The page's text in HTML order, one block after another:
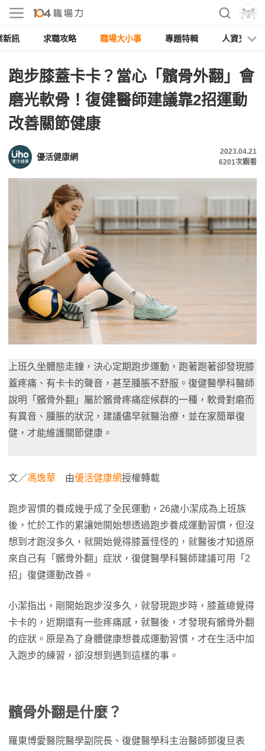
新訊 求職攻略 職場大小事 專題特輯 人資充電
跑步膝蓋卡卡？當心「髕骨外翻」會
磨光軟骨！復健醫師建議靠2招運動
改善關節健康
優活健康網
2023.04.21
6201次觀看
上班久坐體態走鐘，決心定期跑步運動，跑著跑著卻發現膝
蓋疼痛、有卡卡的聲音，甚至腫脹不舒服。復健醫學科醫師
說明「髕骨外翻」屬於髕骨疼痛症候群的一種，軟骨對磨而
有異音、腫脹的狀況，建議儘早就醫治療，並在家簡單復
健，才能維護關節健康。
文／馮逸華 由優活健康網授權轉載
跑步習慣的養成幾乎成了全民運動，26歲小潔成為上班族
後，忙於工作的累讓她開始想透過跑步養成運動習慣，但沒
想到才跑沒多久，就開始覺得膝蓋怪怪的，就醫後才知道原
來自己有「髕骨外翻」症狀，復健醫學科醫師建議可用「2
招」復健運動改善。
小潔指出，剛開始跑步沒多久，就發現跑步時，膝蓋總覺得
卡卡的，近期還有一些疼痛感，就醫後，才發現有髕骨外翻
的症狀。原是為了身體健康想養成運動習慣，才在生活中加
入跑步的練習，卻沒想到遇到這樣的事。
髕骨外翻是什麼？
羅東博愛醫院醫學副院長、復健醫學科主治醫師鄧復旦表